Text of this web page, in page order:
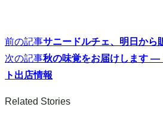
投
稿
ナ
前の記事サニードルチェ、明日から
次の記事秋の味覚をお届けします ―
ト出店情報
Related Stories